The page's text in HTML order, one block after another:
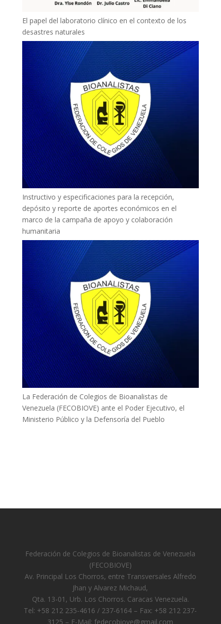
El papel del laboratorio clínico en el contexto de los
desastres naturales
Instructivo y especificaciones para la recepción,
depósito y reporte de aportes económicos en el
marco de la campaña de apoyo y colaboración
humanitaria
La Federación de Colegios de Bioanalistas de
Venezuela (FECOBIOVE) ante el Poder Ejecutivo, el
Ministerio Público y la Defensoría del Pueblo
Federación de Colegios de Bioanalistas de Venezuela
(FECOBIOVE)
Av. Principal Los Chorros, entre Transversales Alfredo
Jhan y Alvarez Michaud,
Qta. 13-01, Urb. Los Chorros. Caracas Venezuela.
Tel: +58 212 235-4616 / 237-6164 – Fax: +58 212 237-
3125 – E-Mail: fedecobiove@gmail.com